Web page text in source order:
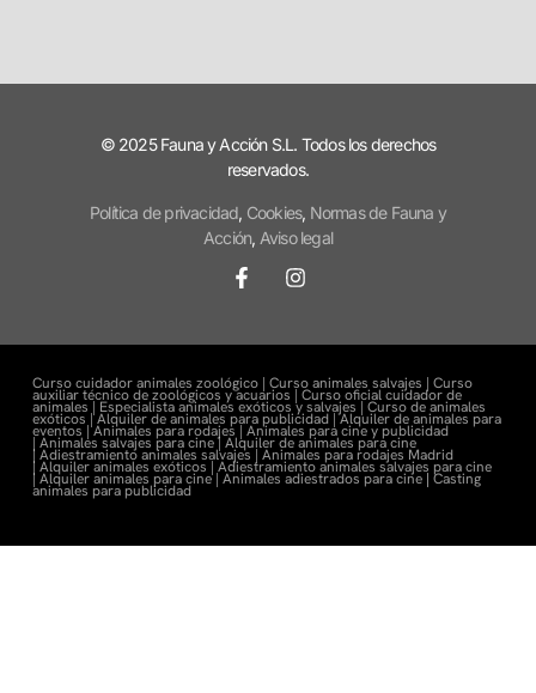
© 2025 Fauna y Acción S.L. Todos los derechos
reservados.
Política de privacidad, Cookies, Normas de Fauna y
Acción, Aviso legal
Curso cuidador animales zoológico | Curso animales salvajes | Curso
auxiliar técnico de zoológicos y acuarios | Curso oficial cuidador de
animales | Especialista animales exóticos y salvajes | Curso de animales
exóticos |Alquiler de animales para publicidad |Alquiler de animales para
eventos |Animales para rodajes | Animales para cine y publicidad
| Animales salvajes para cine | Alquiler de animales para cine
| Adiestramiento animales salvajes | Animales para rodajes Madrid
| Alquiler animales exóticos | Adiestramiento animales salvajes para cine
| Alquiler animales para cine | Animales adiestrados para cine| Casting
animales para publicidad